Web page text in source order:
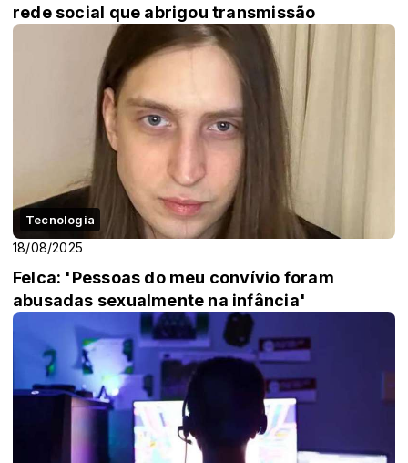
rede social que abrigou transmissão
Tecnologia
18/08/2025
Felca: 'Pessoas do meu convívio foram
abusadas sexualmente na infância'